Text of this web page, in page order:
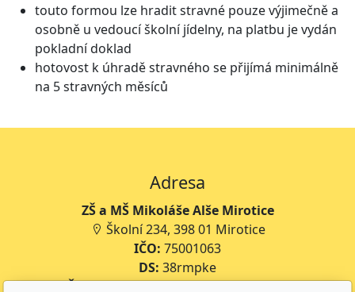
touto formou lze hradit stravné pouze výjimečně a
osobně u vedoucí školní jídelny, na platbu je vydán
pokladní doklad
hotovost k úhradě stravného se přijímá minimálně
na 5 stravných měsíců
Adresa
ZŠ a MŠ Mikoláše Alše Mirotice
Školní 234, 398 01 Mirotice
IČO: 75001063
DS: 38rmpke
Číslo účtu školy:35-643227399/0800